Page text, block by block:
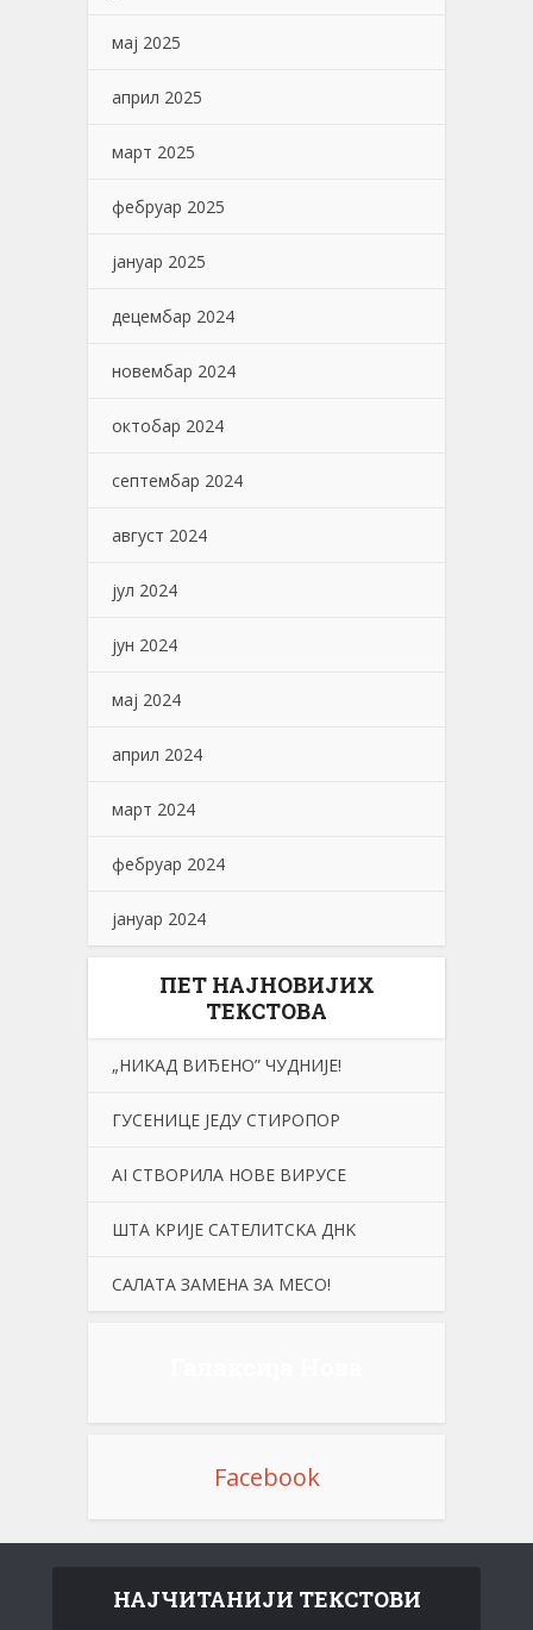
мај 2025
април 2025
март 2025
фебруар 2025
јануар 2025
децембар 2024
новембар 2024
октобар 2024
септембар 2024
август 2024
јул 2024
јун 2024
мај 2024
април 2024
март 2024
фебруар 2024
јануар 2024
ПЕТ НАЈНОВИЈИХ
ТЕКСТОВА
„НИKАД ВИЂЕНО” ЧУДНИЈЕ!
ГУСЕНИЦЕ ЈЕДУ СТИРОПОР
АI СТВОРИЛА НОВЕ ВИРУСЕ
ШТА KРИЈЕ САТЕЛИТСKА ДНK
САЛАТА ЗАМЕНА ЗА МЕСО!
Facebook
НАЈЧИТАНИЈИ ТЕКСТОВИ